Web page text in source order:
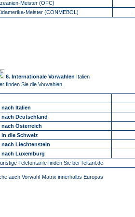
Meister (OFC)
Meister (CONMEBOL)
6. Internationale Vorwahlen Italien
finden Sie die Vorwahlen.
nach Italien
nach Deutschland
nach Österreich
in die Schweiz
nach Liechtenstein
nach Luxemburg
Telefontarife finden Sie bei Teltarif.de
auch Vorwahl-Matrix innerhalbs Europas